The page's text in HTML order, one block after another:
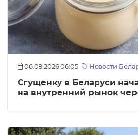
06.08.2026 06:05 Новости
Сгущенку в Беларуси
на внутренний рынок